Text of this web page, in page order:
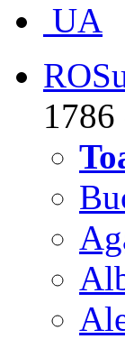
UA
RO
1786